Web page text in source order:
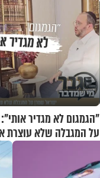
"הגמגום לא מגדיר
על המגבלה שלא עוצרת